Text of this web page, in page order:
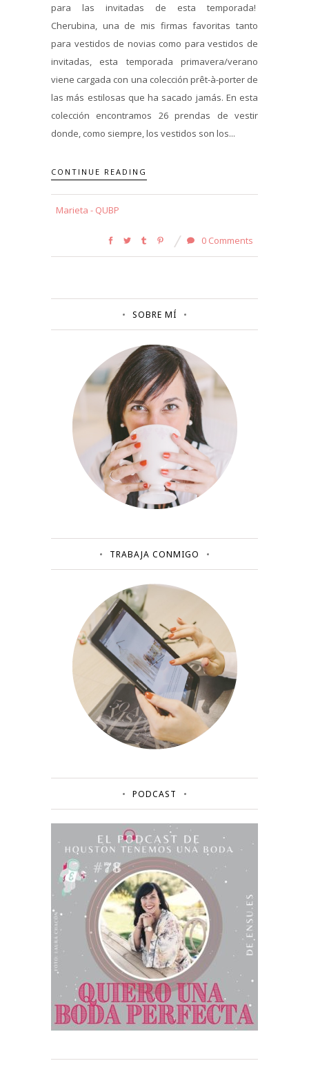
para las invitadas de esta temporada!
Cherubina, una de mis firmas favoritas tanto
para vestidos de novias como para vestidos de
invitadas, esta temporada primavera/verano
viene cargada con una colección prêt-à-porter de
las más estilosas que ha sacado jamás. En esta
colección encontramos 26 prendas de vestir
donde, como siempre, los vestidos son los...
CONTINUE READING
Marieta - QUBP
0 Comments
SOBRE MÍ
TRABAJA CONMIGO
PODCAST